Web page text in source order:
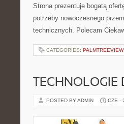
Strona prezentuje bogatą
potrzeby nowoczesnego
technicznych. Polecam
CATEGORIES: PALMTREEVIEW
POSTED BY ADMIN CZE -